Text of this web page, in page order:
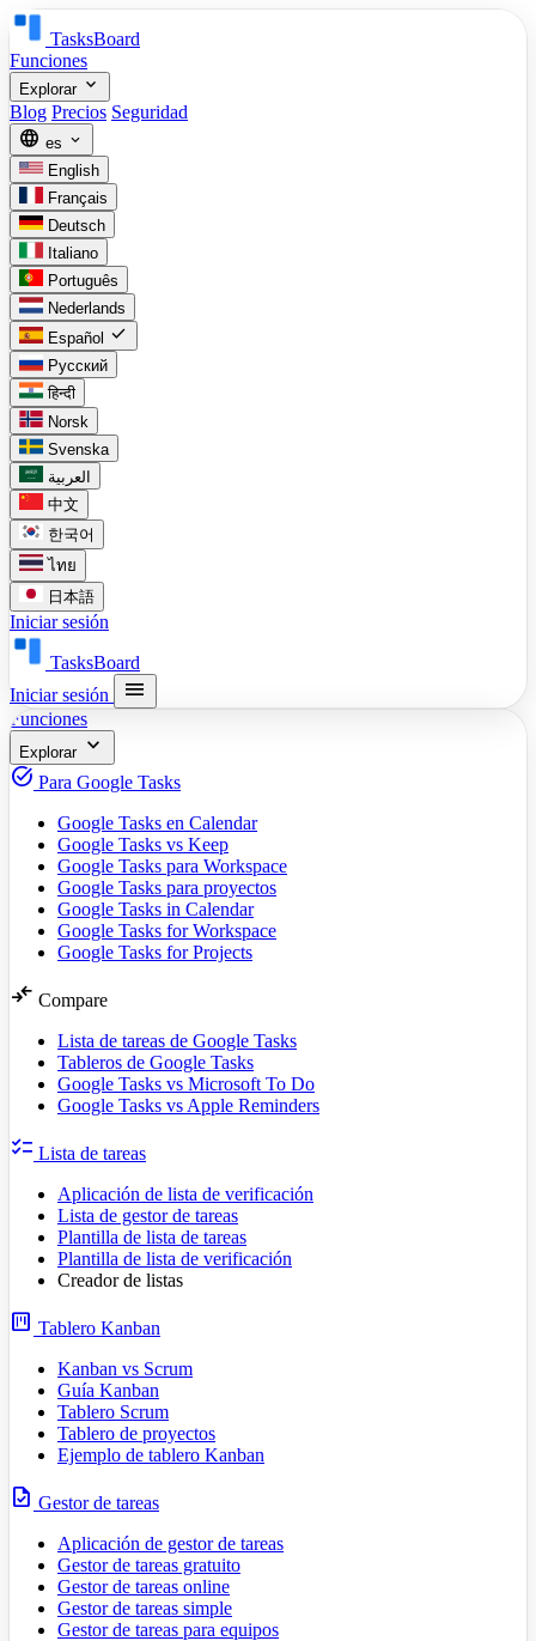
TasksBoard
Funciones
Explorar expand_more
Blog Precios Seguridad
language es expand_more
English
Français
Deutsch
Italiano
Português
Nederlands
Español check
Русский
हिन्दी
Norsk
Svenska
العربية
中文
한국어
ไทย
日本語
Iniciar sesión
TasksBoard
Iniciar sesión
menu
Funciones
Explorar expand_more
task_alt Para Google Tasks
Google Tasks en Calendar
Google Tasks vs Keep
Google Tasks para Workspace
Google Tasks para proyectos
Google Tasks in Calendar
Google Tasks for Workspace
Google Tasks for Projects
compare_arrows Compare
Lista de tareas de Google Tasks
Tableros de Google Tasks
Google Tasks vs Microsoft To Do
Google Tasks vs Apple Reminders
checklist Lista de tareas
Aplicación de lista de verificación
Lista de gestor de tareas
Plantilla de lista de tareas
Plantilla de lista de verificación
Creador de listas
view_kanban Tablero Kanban
Kanban vs Scrum
Guía Kanban
Tablero Scrum
Tablero de proyectos
Ejemplo de tablero Kanban
task Gestor de tareas
Aplicación de gestor de tareas
Gestor de tareas gratuito
Gestor de tareas online
Gestor de tareas simple
Gestor de tareas para equipos